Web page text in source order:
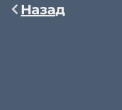
Назад